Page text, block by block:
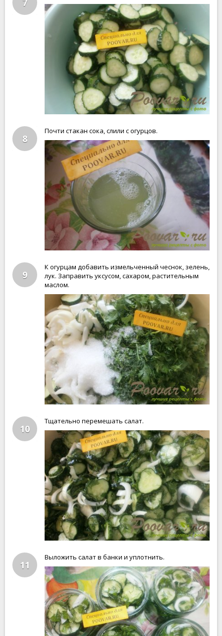
7
8
Почти стакан сока, слили с огурцов.
9
К огурцам добавить измельченный чеснок, зелень,
лук. Заправить уксусом, сахаром, растительным
маслом.
10
Тщательно перемешать салат.
11
Выложить салат в банки и уплотнить.